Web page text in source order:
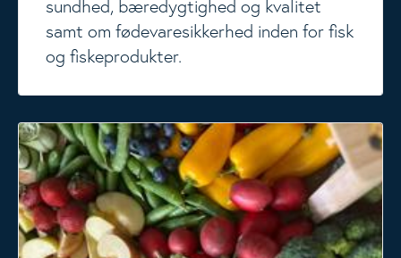
sundhed, bæredygtighed og kvalitet
samt om fødevaresikkerhed inden for fisk
og fiskeprodukter.
Frugt og grøntsager